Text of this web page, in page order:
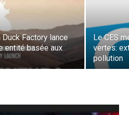
Factory lance
entité basée aux
Le CES
vertes:
pollution